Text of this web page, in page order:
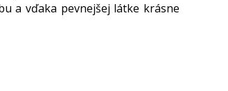
a vďaka pevnejšej látke krásne